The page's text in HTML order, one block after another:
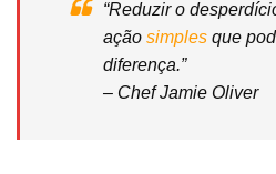
“Reduzir o
ação simples que
diferença.”
– Chef Jamie Oliver